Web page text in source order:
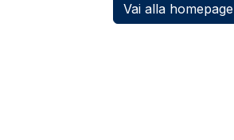
Vai alla homepage